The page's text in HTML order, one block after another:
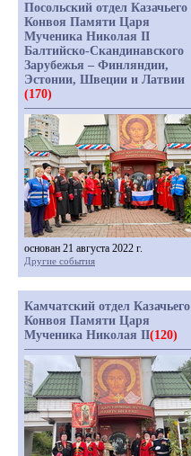
Посольский отдел Казачьего
Конвоя Памяти Царя
Мученика Николая II
Балтийско-Скандинавского
Зарубежья – Финляндии,
Эстонии, Швеции и Латвии
(170)
основан 21 августа 2022 г.
Другие события
Камчатский отдел Казачьего
Конвоя Памяти Царя
Мученика Николая II(120)